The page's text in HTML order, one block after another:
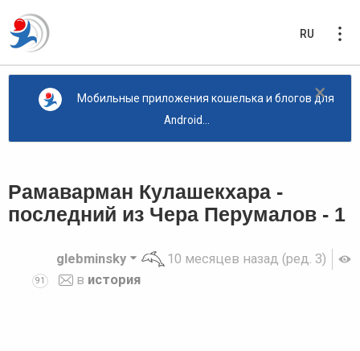
RU
×
Мобильные приложения кошелька и блогов для
Android...
Рамаварман Кулашекхара -
последний из Чера Перумалов - 1
10 месяцев назад (ред. 3)
91
glebminsky
в история